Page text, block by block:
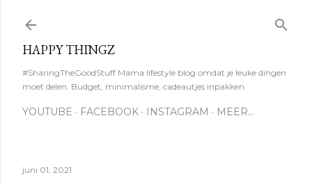
HAPPY THINGZ
#SharingTheGoodStuff Mama lifestyle blog omdat je leuke dingen
moet delen. Budget, minimalisme, cadeautjes inpakken.
YOUTUBE FACEBOOK INSTAGRAM MEER…
juni 01, 2021